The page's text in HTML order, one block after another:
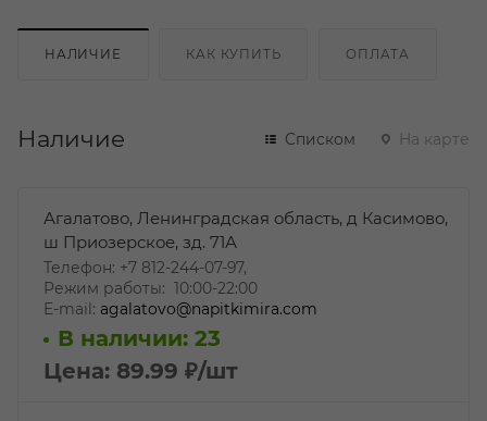
НАЛИЧИЕ КАК КУПИТЬ ОПЛАТА
Наличие Списком На карте
Агалатово, Ленинградская область, д Касимово,
ш Приозерское, зд. 71А
Телефон: +7 812-244-07-97,
Режим работы: 10:00-22:00
E-mail: agalatovo@napitkimira.com
В наличии: 23
Цена: 89.99 ₽/шт